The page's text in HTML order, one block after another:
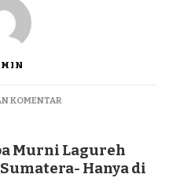
KOMENTARPADA
KELAPA
MURNI
LAGUREH
Murni Lagureh
Hanya di